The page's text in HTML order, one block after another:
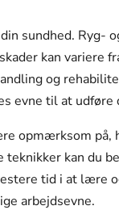
sundhed. Ryg-
kan variere
og
evne til at
opmærksom på,
kan du
tid i at lære
arbejdsevne.